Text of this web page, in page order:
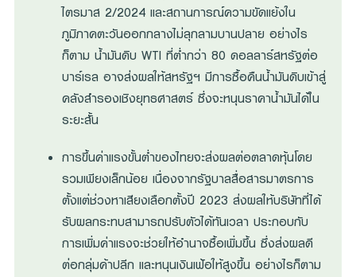
ไตรมาส 2/2024 และสถานการณ์ความขัดแย้งใน
ภูมิภาคตะวันออกกลางไม่ลุกลามบานปลาย อย่างไร
ก็ตาม น้ำมันดิบ WTI ที่ต่ำกว่า 80 ดอลลาร์สหรัฐต่อ
บาร์เรล อาจส่งผลให้สหรัฐฯ มีการซื้อคืนน้ำมันดิบเข้าสู่
คลังสำรองเชิงยุทธศาสตร์ ซึ่งจะหนุนราคาน้ำมันได้ใน
ระยะสั้น
การขึ้นค่าแรงขั้นต่ำของไทยจะส่งผลต่อตลาดหุ้นโดย
รวมเพียงเล็กน้อย เนื่องจากรัฐบาลสื่อสารมาตรการ
ตั้งแต่ช่วงหาเสียงเลือกตั้งปี 2023 ส่งผลให้บริษัทที่ได้
รับผลกระทบสามารถปรับตัวได้ทันเวลา ประกอบกับ
การเพิ่มค่าแรงจะช่วยให้อำนาจซื้อเพิ่มขึ้น ซึ่งส่งผลดี
ต่อกลุ่มค้าปลีก และหนุนเงินเฟ้อให้สูงขึ้น อย่างไรก็ตาม